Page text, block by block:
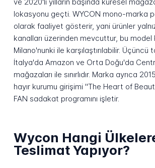
lokasyonu geçti. WYCON mono-marka
olarak faaliyet gösterir, yani ürünler
kanalları üzerinden mevcuttur, bu model
Milano'nunki ile karşılaştırılabilir. Üçüncü
İtalya'da Amazon ve Orta Doğu'da
mağazaları ile sınırlıdır. Marka ayrıca
hayır kurumu girişimi "The Heart of
FAN sadakat programını işletir.
Wycon Hangi
Teslimat Yapıyor?